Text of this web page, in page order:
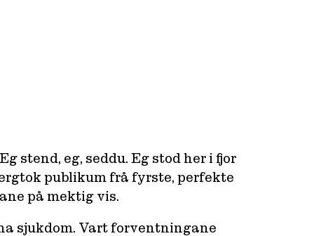
stend, eg, seddu. Eg stod her i fjor
publikum frå fyrste, perfekte
på mektig vis.
sjukdom. Vart forventningane